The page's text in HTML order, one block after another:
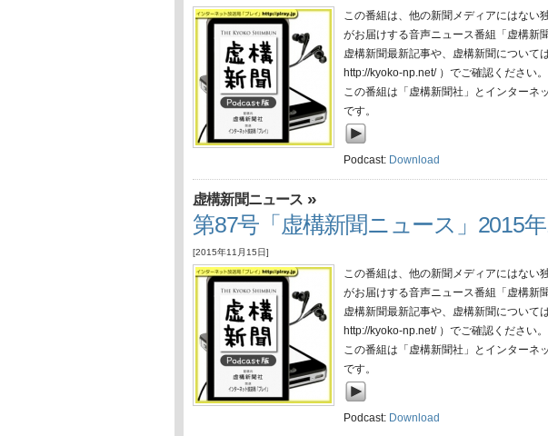
この番組は、他の新聞メディアにはない
がお届けする音声ニュース番組「虚構新
虚構新聞最新記事や、虚構新聞について
http://kyoko-np.net/ ）でご確認ください。
この番組は「虚構新聞社」とインターネ
です。
Podcast: Download
虚構新聞ニュース »
第87号「虚構新聞ニュース」2015年
[2015年11月15日]
この番組は、他の新聞メディアにはない
がお届けする音声ニュース番組「虚構新
虚構新聞最新記事や、虚構新聞について
http://kyoko-np.net/ ）でご確認ください。
この番組は「虚構新聞社」とインターネ
です。
Podcast: Download